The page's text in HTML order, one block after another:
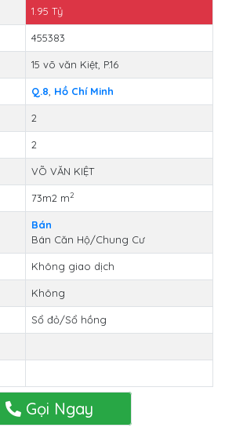
1.95 Tỷ
455383
15 võ văn Kiệt, P.16
Q.8 Hồ Chí Minh
2
2
VÕ VĂN KIỆT
73m2 m2
Bán
Bán Căn Hộ/Chung Cư
Không giao dịch
Không
Sổ đỏ/Sổ hồng
Gọi Ngay